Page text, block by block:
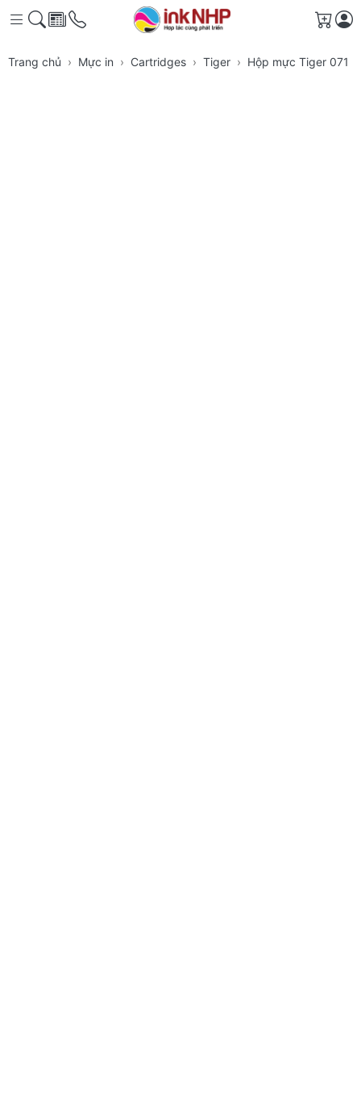
Giỏ
Trang chủ Mực in Cartridges Tiger Hộp mực Tiger 071